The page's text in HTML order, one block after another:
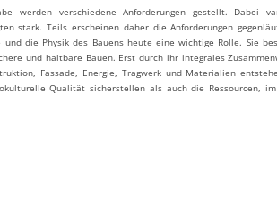
werden verschiedene Anforderungen gestellt. Dabei
stark. Teils erscheinen daher die Anforderungen
und die Physik des Bauens heute eine wichtige Rolle. Sie
und haltbare Bauen. Erst durch ihr integrales
Fassade, Energie, Tragwerk und Materialien
Qualität sicherstellen als auch die Ressourcen,